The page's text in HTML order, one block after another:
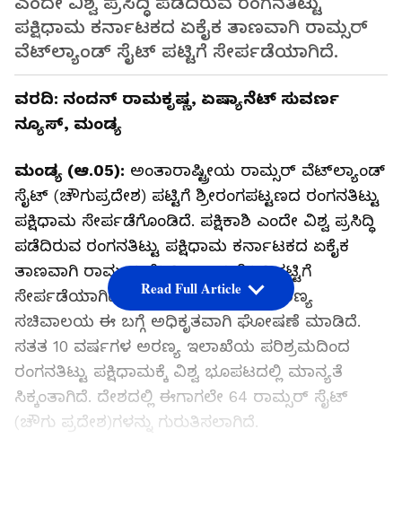
ಪಕ್ಷಿಧಾಮ ಕರ್ನಾಟಕದ ಏಕೈಕ ತಾಣವಾಗಿ ರಾಮ್ಸರ್
ವೆಟ್‌ಲ್ಯಾಂಡ್ ಸೈಟ್ ಪಟ್ಟಿಗೆ ಸೇರ್ಪಡೆಯಾಗಿದೆ.
ವರದಿ: ನಂದನ್ ರಾಮಕೃಷ್ಣ, ಏಷ್ಯಾನೆಟ್ ಸುವರ್ಣ
ನ್ಯೂಸ್, ಮಂಡ್ಯ
ಮಂಡ್ಯ (ಆ.05): ಅಂತಾರಾಷ್ಟ್ರೀಯ ರಾಮ್ಸರ್ ವೆಟ್‌ಲ್ಯಾಂಡ್
ಸೈಟ್ (ಚೌಗುಪ್ರದೇಶ) ಪಟ್ಟಿಗೆ ಶ್ರೀರಂಗಪಟ್ಟಣದ ರಂಗನತಿಟ್ಟು
ಪಕ್ಷಿಧಾಮ ಸೇರ್ಪಡೆಗೊಂಡಿದೆ. ಪಕ್ಷಿಕಾಶಿ ಎಂದೇ ವಿಶ್ವ ಪ್ರಸಿದ್ಧಿ
ಪಡೆದಿರುವ ರಂಗನತಿಟ್ಟು ಪಕ್ಷಿಧಾಮ ಕರ್ನಾಟಕದ ಏಕೈಕ
ತಾಣವಾಗಿ ರಾಮ್ಸರ್ ವೆಟ್‌ಲ್ಯಾಂಡ್ ಸೈಟ್ ಪಟ್ಟಿಗೆ
ಸೇರ್ಪಡೆಯಾಗಿದೆ. ಕೇಂದ್ರ ಪರಿಸರ ಮತ್ತು ಅರಣ್ಯ
ಸಚಿವಾಲಯ ಈ ಬಗ್ಗೆ ಅಧಿಕೃತವಾಗಿ ಘೋಷಣೆ ಮಾಡಿದೆ.
ಸತತ 10 ವರ್ಷಗಳ ಅರಣ್ಯ ಇಲಾಖೆಯ ಪರಿಶ್ರಮದಿಂದ
ರಂಗನತಿಟ್ಟು ಪಕ್ಷಿಧಾಮಕ್ಕೆ ವಿಶ್ವ ಭೂಪಟದಲ್ಲಿ ಮಾನ್ಯತೆ
ಸಿಕ್ಕಂತಾಗಿದೆ. ದೇಶದಲ್ಲಿ ಈಗಾಗಲೇ 64 ರಾಮ‌್ಸರ್ ಸೈಟ್
(ಚೌಗು ಪ್ರದೇಶ)ಗಳನ್ನು ಗುರುತಿಸಲಾಗಿದೆ.
Read Full Article